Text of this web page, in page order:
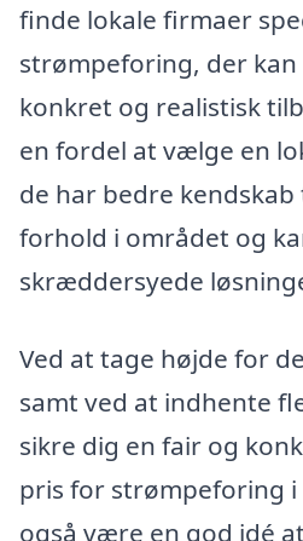
finde lokale firmaer
strømpeforing, der kan
konkret og realistisk
en fordel at vælge en
de har bedre kendskab
forhold i området og
skræddersyede
Ved at tage højde for
samt ved at indhente
sikre dig en fair og
pris for strømpeforing i
også være en god idé